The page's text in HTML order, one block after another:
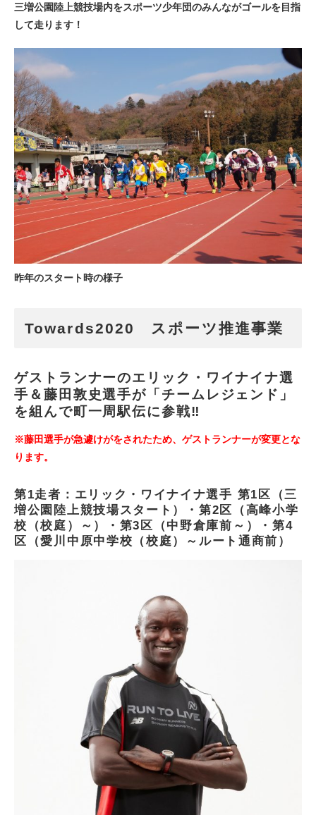
三増公園陸上競技場内をスポーツ少年団のみんながゴールを目指
して走ります！
昨年のスタート時の様子
Towards2020 スポーツ推進事業
ゲストランナーのエリック・ワイナイナ選
手＆藤田敦史選手が「チームレジェンド」
を組んで町一周駅伝に参戦‼
※藤田選手が急遽けがをされたため、ゲストランナーが変更とな
ります。
第1走者：エリック・ワイナイナ選手 第1区（三
増公園陸上競技場スタート）・第2区（高峰小学
校（校庭）～）・第3区（中野倉庫前～）・第4
区（愛川中原中学校（校庭）～ルート通商前）